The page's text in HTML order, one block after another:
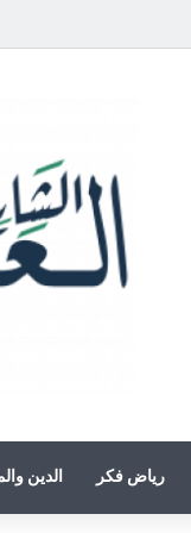
رياض فكر الدين